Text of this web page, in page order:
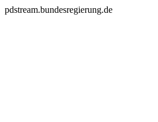
pdstream.bundesregierung.de